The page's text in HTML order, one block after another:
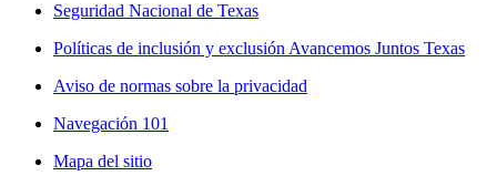
Seguridad Nacional de Texas
Políticas de inclusión y exclusión Avancemos Juntos Texas
Aviso de normas sobre la privacidad
Navegación 101
Mapa del sitio